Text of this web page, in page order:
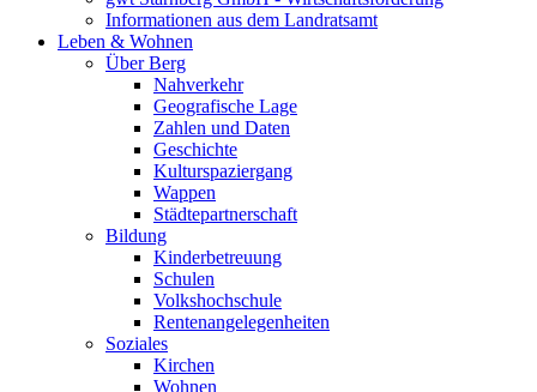
Informationen aus dem Landratsamt
Leben & Wohnen
Über Berg
Nahverkehr
Geografische Lage
Zahlen und Daten
Geschichte
Kulturspaziergang
Wappen
Städtepartnerschaft
Bildung
Kinderbetreuung
Schulen
Volkshochschule
Rentenangelegenheiten
Soziales
Kirchen
Wohnen